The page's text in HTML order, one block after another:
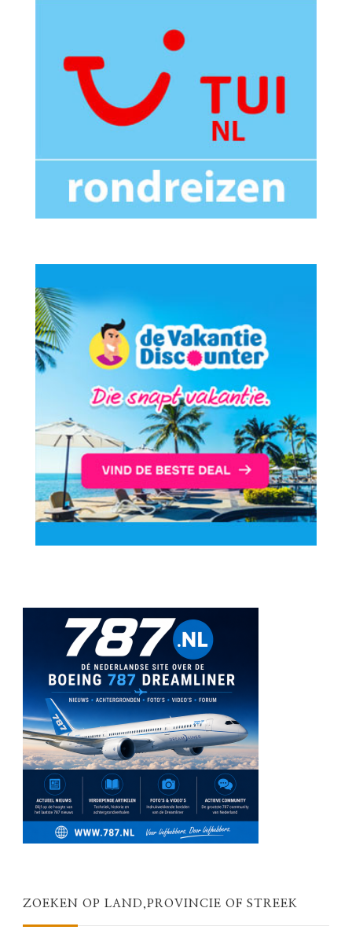
ZOEKEN OP LAND,PROVINCIE OF STREEK